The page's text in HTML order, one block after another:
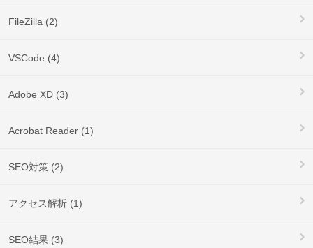
FileZilla (2)
VSCode (4)
Adobe XD (3)
Acrobat Reader (1)
SEO対策 (2)
アクセス解析 (1)
SEO結果 (3)